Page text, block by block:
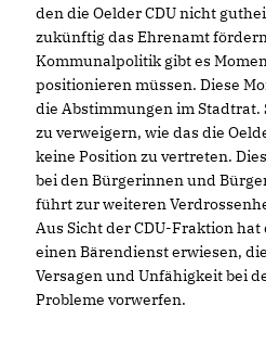
den die Oelder CDU nicht
zukünftig das Ehrenamt
Kommunalpolitik gibt es
positionieren müssen. Diese
die Abstimmungen im
zu verweigern, wie das die
keine Position zu vertreten.
bei den Bürgerinnen und
führt zur weiteren
Aus Sicht der CDU-Fraktion hat
einen Bärendienst erwiesen,
Versagen und Unfähigkeit bei
Probleme vorwerfen.